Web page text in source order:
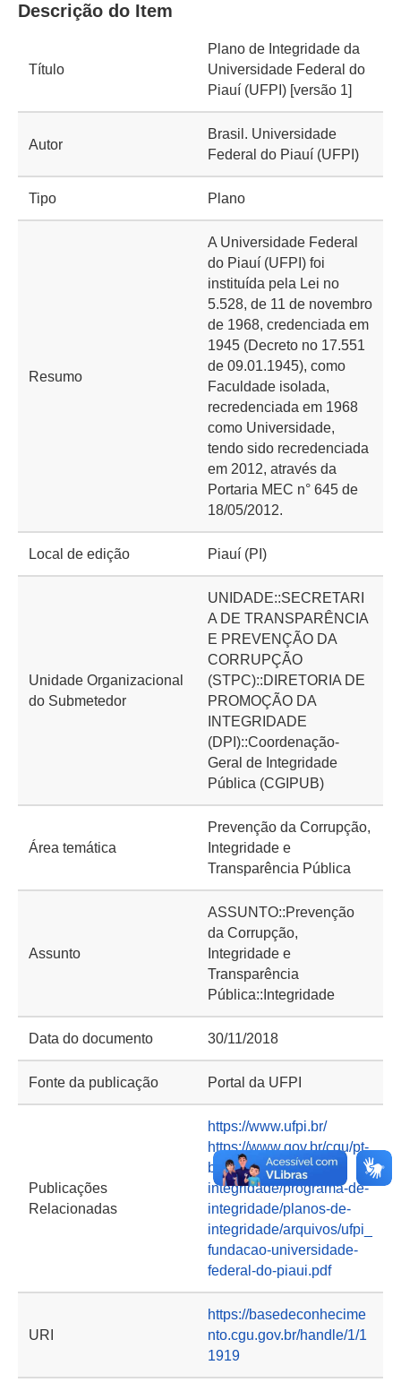
Descrição do Item
Título
Plano de Integridade da
Universidade Federal do
Piauí (UFPI) [versão 1]
Autor
Brasil. Universidade
Federal do Piauí (UFPI)
Tipo Plano
Resumo
A Universidade Federal
do Piauí (UFPI) foi
instituída pela Lei no
5.528, de 11 de novembro
de 1968, credenciada em
1945 (Decreto no 17.551
de 09.01.1945), como
Faculdade isolada,
recredenciada em 1968
como Universidade,
tendo sido recredenciada
em 2012, através da
Portaria MEC n° 645 de
18/05/2012.
Local de edição Piauí (PI)
Unidade Organizacional
do Submetedor
UNIDADE::SECRETARI
A DE TRANSPARÊNCIA
E PREVENÇÃO DA
CORRUPÇÃO
(STPC)::DIRETORIA DE
PROMOÇÃO DA
INTEGRIDADE
(DPI)::Coordenação-
Geral de Integridade
Pública (CGIPUB)
Área temática
Prevenção da Corrupção,
Integridade e
Transparência Pública
Assunto
ASSUNTO::Prevenção
da Corrupção,
Integridade e
Transparência
Pública::Integridade
Data do documento 30/11/2018
Fonte da publicação Portal da UFPI
Publicações
Relacionadas
https://www.ufpi.br/
https://www.gov.br/cgu/pt-
br/assuntos/etica-e-
integridade/programa-de-
integridade/planos-de-
integridade/arquivos/ufpi_
fundacao-universidade-
federal-do-piaui.pdf
URI
https://basedeconhecime
nto.cgu.gov.br/handle/1/1
1919